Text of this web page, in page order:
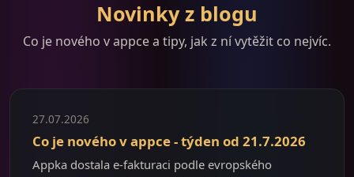
Novinky z blogu
Co je nového v appce a tipy, jak z ní vytěžit co nejvíc.
27.07.2026
Co je nového v appce - týden od 21.7.2026
Appka dostala e-fakturaci podle evropského